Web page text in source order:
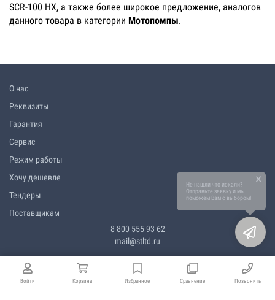
Войти Корзина Избранное Сравнение Позвонить
SCR-100 HX, а также более широкое предложение, аналогов
данного товара в категории Мотопомпы.
О нас
Реквизиты
Гарантия
Сервис
Режим работы
Хочу дешевле
Тендеры
Поставщикам
8 800 555 93 62
mail@stltd.ru
Не нашли что искали?
Отправьте заявку и мы
поможем Вам с выбором!
×